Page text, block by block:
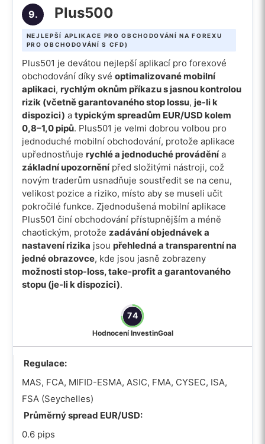
9. Plus500
NEJLEPŠÍ APLIKACE PRO OBCHODOVÁNÍ NA FOREXU
PRO OBCHODOVÁNÍ S CFD)
Plus501 je devátou nejlepší aplikací pro forexové
obchodování díky své optimalizované mobilní
aplikaci, rychlým oknům příkazu s jasnou kontrolou
rizik (včetně garantovaného stop lossu, je-li k
dispozici) a typickým spreadům EUR/USD kolem
0,8–1,0 pipů. Plus501 je velmi dobrou volbou pro
jednoduché mobilní obchodování, protože aplikace
upřednostňuje rychlé a jednoduché prováděnía
základní upozorněnípřed složitými nástroji, což
novým traderům usnadňuje soustředit se na cenu,
velikost pozice a riziko, místo aby se museli učit
pokročilé funkce. Zjednodušená mobilní aplikace
Plus501 činí obchodování přístupnějším a méně
chaotickým, protože zadávání objednávek a
nastavení rizika jsou přehledná a transparentní na
jedné obrazovce, kde jsou jasně zobrazeny
možnosti stop-loss, take-profit a garantovaného
stopu (je-li k dispozici).
74
Hodnocení InvestinGoal
Regulace:
MAS, FCA, MIFID-ESMA, ASIC, FMA, CYSEC, ISA,
FSA (Seychelles)
Průměrný spread EUR/USD:
0.6 pips